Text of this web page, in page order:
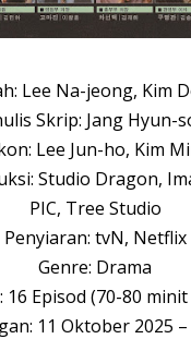
Lee Na-jeong, Kim
Skrip: Jang Hyun-
Lee Jun-ho, Kim
Studio Dragon,
PIC, Tree Studio
Penyiaran: tvN, Netflix
Genre: Drama
16 Episod (70-80
11 Oktober 2025